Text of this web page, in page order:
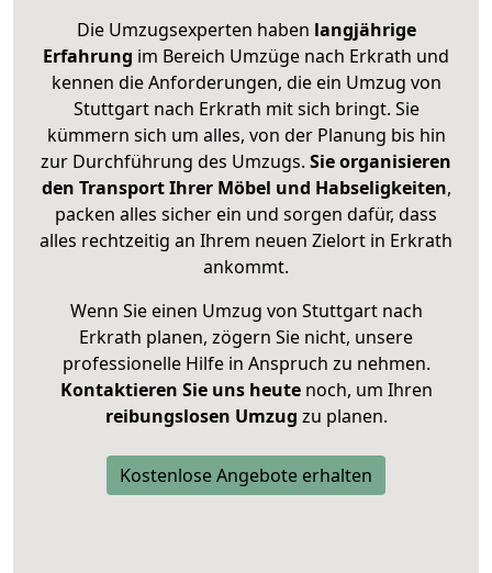
Die Umzugsexperten haben langjährige
Erfahrung im Bereich Umzüge nach Erkrath und
kennen die Anforderungen, die ein Umzug von
Stuttgart nach Erkrath mit sich bringt. Sie
kümmern sich um alles, von der Planung bis hin
zur Durchführung des Umzugs. Sie organisieren
den Transport Ihrer Möbel und Habseligkeiten,
packen alles sicher ein und sorgen dafür, dass
alles rechtzeitig an Ihrem neuen Zielort in Erkrath
ankommt.
Wenn Sie einen Umzug von Stuttgart nach
Erkrath planen, zögern Sie nicht, unsere
professionelle Hilfe in Anspruch zu nehmen.
Kontaktieren Sie uns heutenoch, um Ihren
reibungslosen Umzug zu planen.
Kostenlose Angebote erhalten